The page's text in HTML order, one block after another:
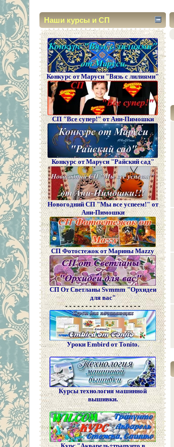
Наши курсы и СП
Конкурс от Маруси "Вязь с лилиями"
СП "Все супер!" от Ани-Пимошки
Конкурс от Маруси "Райский сад"
Новогодний СП "Мы все успеем!" от
Ани-Пимошки
СП Фотостежок от Марины Mazzy
СП От Светланы Svmmm "Орхидеи
для вас"
- - - - - - - - - - - - - - - - - - -
Уроки Embird от Tonito.
Курсы технология машинной
вышивки.